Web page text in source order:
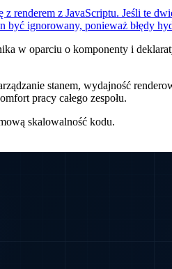
renderem z JavaScriptu. Jeśli te
ignorowany, ponieważ błędy
w oparciu o komponenty i
stanem, wydajność
pracy całego zespołu.
skalowalność kodu.